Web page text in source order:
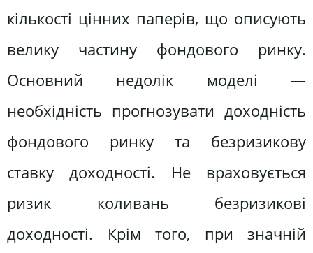
кількості цінних паперів, що описують
велику частину фондового ринку.
Основний недолік моделі —
необхідність прогнозувати доходність
фондового ринку та безризикову
ставку доходності. Не враховується
ризик коливань безризикові
доходності. Крім того, при значній